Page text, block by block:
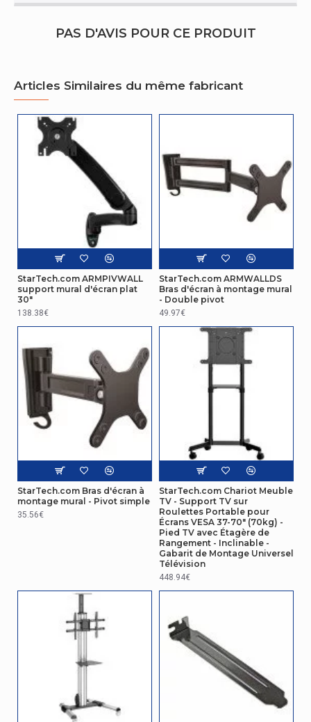
Matériau du
Aluminium, Acier
Gestion
optimisée
des câbles
Oui
Montage
10,5 cm
55 cm
Contenu de l'emballage
Type de clé
Nombre de
incluses
Design
Fonction
anti-vol
Non
Angle
d'inclinaison
-12 - 2°
Compatibilité
PAS D'AVIS POUR CE PRODUIT
Articles Similaires du même fabricant
StarTech.com ARMPIVWALL
support mural d'écran plat
30"
138.38€
StarTech.com ARMWALLDS
Bras d'écran à montage mural
- Double pivot
49.97€
StarTech.com Bras d'écran à
montage mural - Pivot simple
35.56€
StarTech.com Chariot Meuble
TV - Support TV sur
Roulettes Portable pour
Écrans VESA 37-70" (70kg) -
Pied TV avec Étagère de
Rangement - Inclinable -
Gabarit de Montage Universel
Télévision
448.94€